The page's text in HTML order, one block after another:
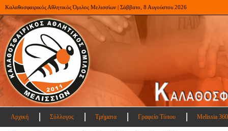
Καλαθοσφαιρικός Αθλητικός Όμιλος Μελισσίων | Σάββατο, 8 Αυγούστου 2026
Αρχική Σύλλογος Τμήματα Γραφείο Τύπου Melissia